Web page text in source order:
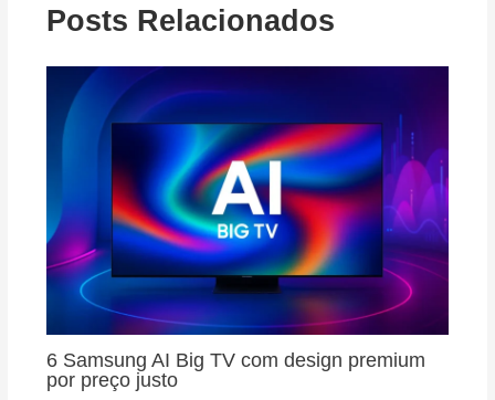
Posts Relacionados
6 Samsung AI Big TV com design premium
por preço justo